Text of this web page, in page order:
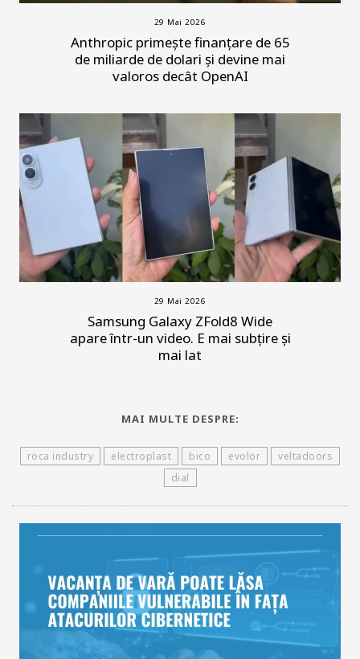
29 Mai 2026
Anthropic primește finanțare de 65
de miliarde de dolari și devine mai
valoros decât OpenAI
29 Mai 2026
Samsung Galaxy ZFold8 Wide
apare într-un video. E mai subțire și
mai lat
MAI MULTE DESPRE:
roca industry electroplast bico evolor
veltadoors
dial